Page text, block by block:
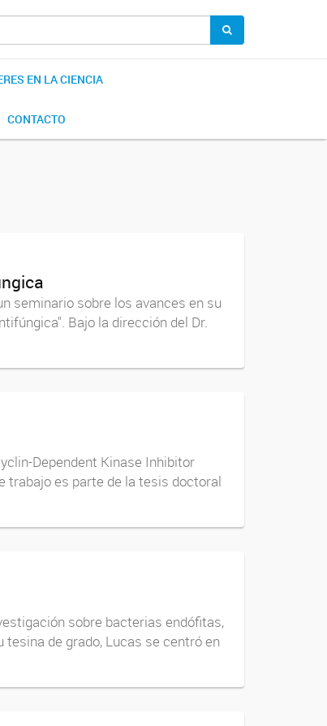
EN LA CIENCIA
CONTACTO
seminario sobre los avances en su
Bajo la dirección del Dr.
Dependent Kinase Inhibitor
trabajo es parte de la tesis doctoral
sobre bacterias endófitas,
de grado, Lucas se centró en